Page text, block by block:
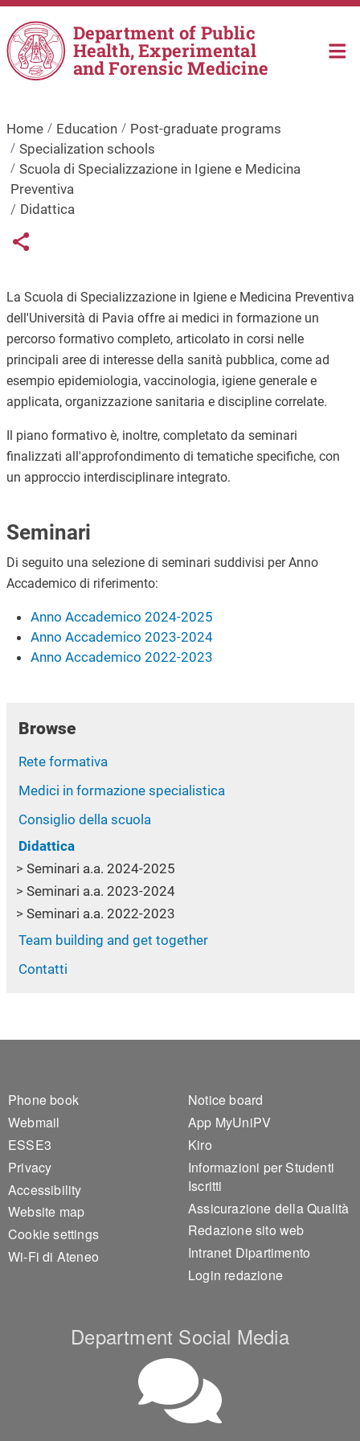
Skip to main content
Department of Public
Health, Experimental
and Forensic Medicine
Home Education
Post-graduate programs
Specialization schools
Scuola di Specializzazione in Igiene e Medicina
Preventiva
Didattica
Links condivisione social
Share button
La Scuola di Specializzazione in Igiene e Medicina Preventiva
dell'Università di Pavia offre ai medici in formazione un
percorso formativo completo, articolato in corsi nelle
principali aree di interesse della sanità pubblica, come ad
esempio epidemiologia, vaccinologia, igiene generale e
applicata, organizzazione sanitaria e discipline correlate.
Il piano formativo è, inoltre, completato da seminari
finalizzati all'approfondimento di tematiche specifiche, con
un approccio interdisciplinare integrato.
Seminari
Di seguito una selezione di seminari suddivisi per Anno
Accademico di riferimento:
Anno Accademico 2024-2025
Anno Accademico 2023-2024
Anno Accademico 2022-2023
Browse
Rete formativa
Medici in formazione specialistica
Consiglio della scuola
Didattica
Seminari a.a. 2024-2025
Seminari a.a. 2023-2024
Seminari a.a. 2022-2023
Team building and get together
Contatti
Footer 1
Phone book
Webmail
ESSE3
Privacy
Accessibility
Website map
Cookie settings
Wi-Fi di Ateneo
Footer 2
Notice board
App MyUniPV
Kiro
Informazioni per Studenti
Iscritti
Assicurazione della Qualità
Redazione sito web
Intranet Dipartimento
Login redazione
Department Social Media